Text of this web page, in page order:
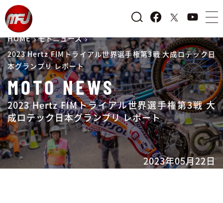
HOME モトニュース
2023 Hertz FIMトライアル世界選手権第3戦 大成ロテック日
本グランプリ レポート
MOTO NEWS
2023 Hertz FIMトライアル世界選手権第3戦 大
成ロテック日本グランプリ レポート
2023年05月22日